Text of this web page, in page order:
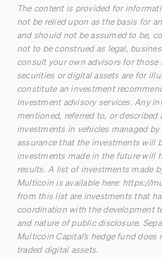
The content is provided for
not be relied upon as the basis for
and should not be assumed to be,
not to be construed as legal,
consult your own advisors for those
securities or digital assets are for
constitute an investment
investment advisory services. Any
mentioned, referred to, or described
investments in vehicles managed
assurance that the investments will
investments made in the future will
results. A list of investments made
Multicoin is available here: https://
from this list are investments that
coordination with the development
and nature of public disclosure.
Multicoin Capital’s hedge fund
traded digital assets.